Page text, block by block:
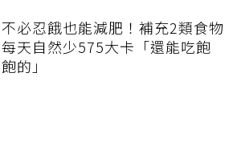
不必忍餓也能減肥！補充2類食物
每天自然少575大卡「還能吃飽
飽的」